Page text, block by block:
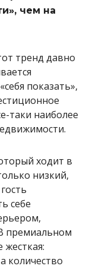
чем на
тренд давно
показать»,
таки наиболее
ходит в
низкий,
себе
премиальном
жесткая:
количество